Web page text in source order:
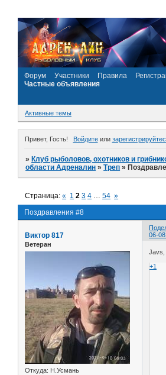
Форум Участники Правила
Частные объявления
Активные темы
Привет, Гость! Войдитеили
»Клуб рыболовов, охотников и
области Адреналин »Треп »
Поздравления #8
Страница:« 1 2 3 4 … 54 »
06-
Виктор 817
Ветеран
Откуда: Н.Усмань
Javs,
+1